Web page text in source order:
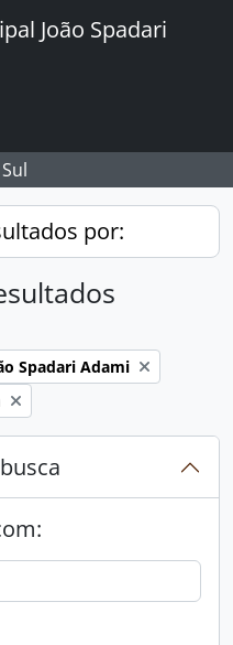
João Spadari
por:
Spadari Adami
filtro: